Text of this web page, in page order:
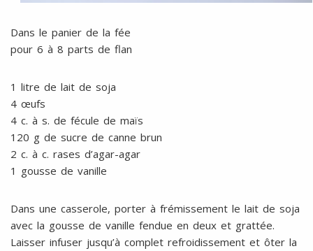
Dans le panier de la fée
pour 6 à 8 parts de flan
1 litre de lait de soja
4 œufs
4 c. à s. de fécule de maïs
120 g de sucre de canne brun
2 c. à c. rases d’agar-agar
1 gousse de vanille
Dans une casserole, porter à frémissement le lait de soja
avec la gousse de vanille fendue en deux et grattée.
Laisser infuser jusqu’à complet refroidissement et ôter la